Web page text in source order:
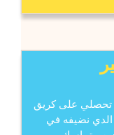
تحصلي على كريق
الدي نضيفه في